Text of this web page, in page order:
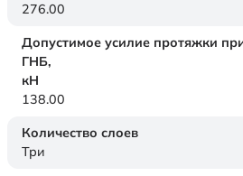
276.00
Допустимое усилие протяжки
ГНБ,
кН
138.00
Количество слоев
Три